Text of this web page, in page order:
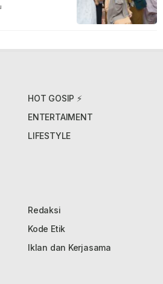
HOT GOSIP ⚡
ENTERTAIMENT
LIFESTYLE
Redaksi
Kode Etik
Iklan dan Kerjasama